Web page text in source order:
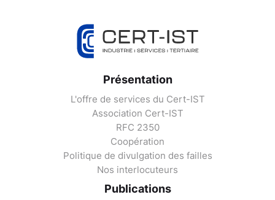
Présentation
L'offre de services du Cert-IST
Association Cert-IST
RFC 2350
Coopération
Politique de divulgation des failles
Nos interlocuteurs
Publications